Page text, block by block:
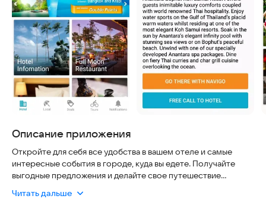
Описание приложения
Откройте для себя все удобства в вашем отеле и самые
интересные события в городе, куда вы едете. Получайте
выгодные предложения и делайте свое путешествие
безопасно: ваши данные защищены, а процесс регистрации
Читать дальше